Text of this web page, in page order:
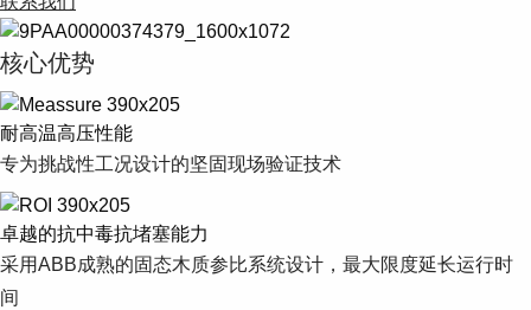
核心优势
耐高温高压性能
专为挑战性工况设计的坚固现场验证技术
卓越的抗中毒抗堵塞能力
采用ABB成熟的固态木质参比系统设计，最大限度延长运行时
间